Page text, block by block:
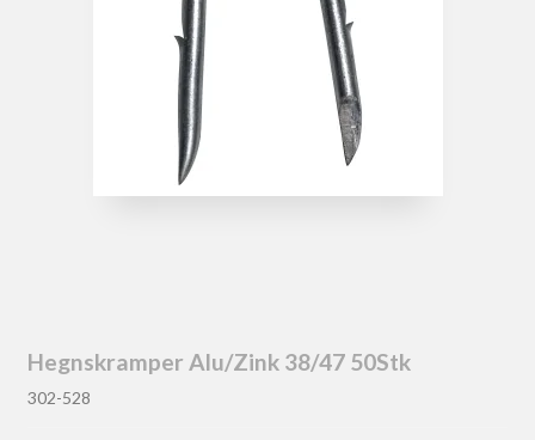
Hegnskramper Alu/Zink 38/47 50Stk
302-528